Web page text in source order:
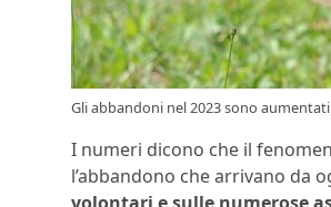
Gli abbandoni nel 2023 sono
I numeri dicono che il
l’abbandono che arrivano da
volontari e sulle numerose